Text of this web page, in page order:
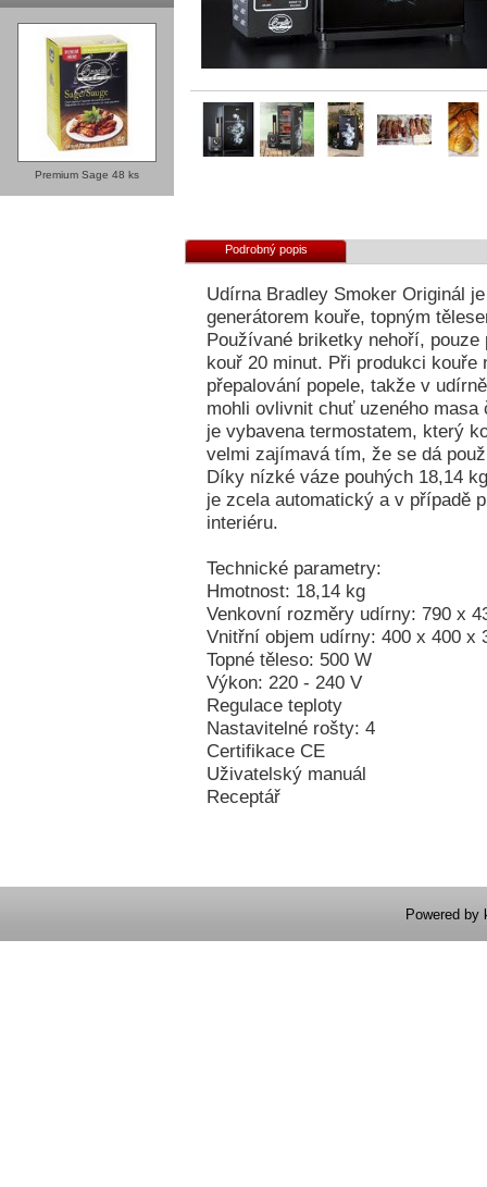
Premium Sage 48 ks
Podrobný popis
Udírna Bradley Smoker Originál
generátorem kouře, topným
Používané briketky nehoří,
kouř 20 minut. Při produkci
přepalování popele, takže v
mohli ovlivnit chuť uzeného
je vybavena termostatem, který
velmi zajímavá tím, že se dá
Díky nízké váze pouhých 18,14
je zcela automatický a v případě
interiéru.
Technické parametry:
Hmotnost: 18,14 kg
Venkovní rozměry udírny: 790 x
Vnitřní objem udírny: 400 x 400 x
Topné těleso: 500 W
Výkon: 220 - 240 V
Regulace teploty
Nastavitelné rošty: 4
Certifikace CE
Uživatelský manuál
Receptář
Powered by